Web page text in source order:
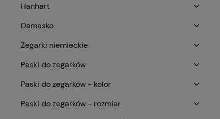
Hanhart
Damasko
Zegarki niemieckie
Paski do zegarków
Paski do zegarków - kolor
Paski do zegarków - rozmiar